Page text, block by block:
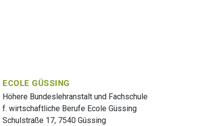
ECOLE GÜSSING
Höhere Bundeslehranstalt und Fachschule
f. wirtschaftliche Berufe Ecole Güssing
Schulstraße 17, 7540 Güssing